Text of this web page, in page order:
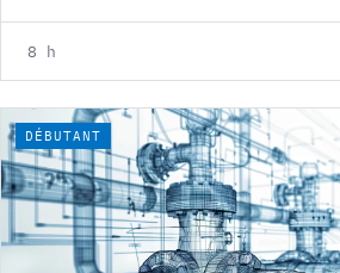
8 h
DÉBUTANT